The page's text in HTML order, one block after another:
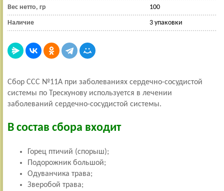
Вес нетто, гр 100
Наличие 3 упаковки
Сбор ССС №11А при заболеваниях сердечно-сосудистой
системы по Трескунову используется в лечении
заболеваний сердечно-сосудистой системы.
В состав сбора входит
Горец птичий (спорыш);
Подорожник большой;
Одуванчика трава;
Зверобой трава;